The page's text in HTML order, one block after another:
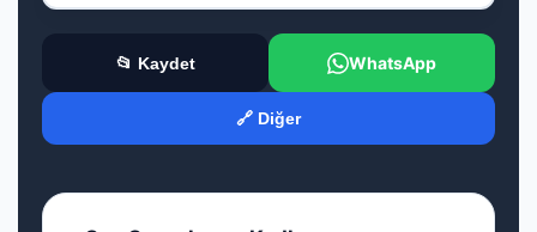
📂 Kaydet WhatsApp
🔗 Diğer